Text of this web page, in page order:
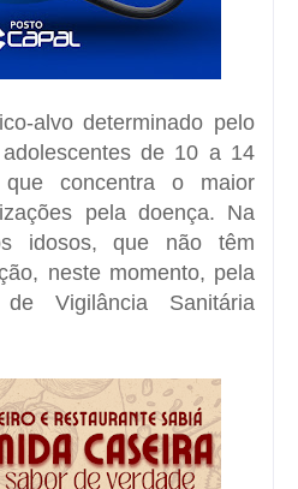
alvo determinado pelo
de 10 a 14
concentra o maior
pela doença. Na
idosos, que não têm
neste momento, pela
Vigilância Sanitária